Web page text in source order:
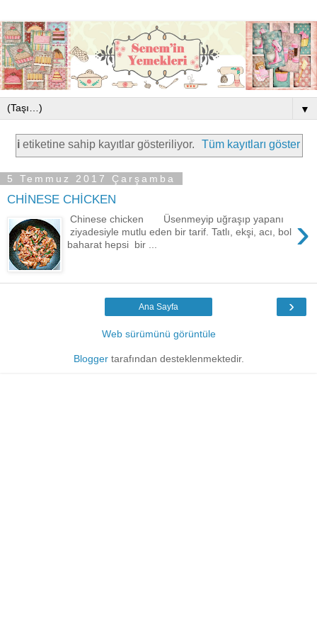
▼
ietiketine sahip kayıtlar gösteriliyor. Tüm kayıtları göster
5 Temmuz 2017 Çarşamba
CHİNESE CHİCKEN
›
Chinese chicken Üsenmeyip uğraşıp yapanı
ziyadesiyle mutlu eden bir tarif. Tatlı, ekşi, acı, bol
baharat hepsi bir ...
›
Ana Sayfa
Web sürümünü görüntüle
Bloggertarafından desteklenmektedir.